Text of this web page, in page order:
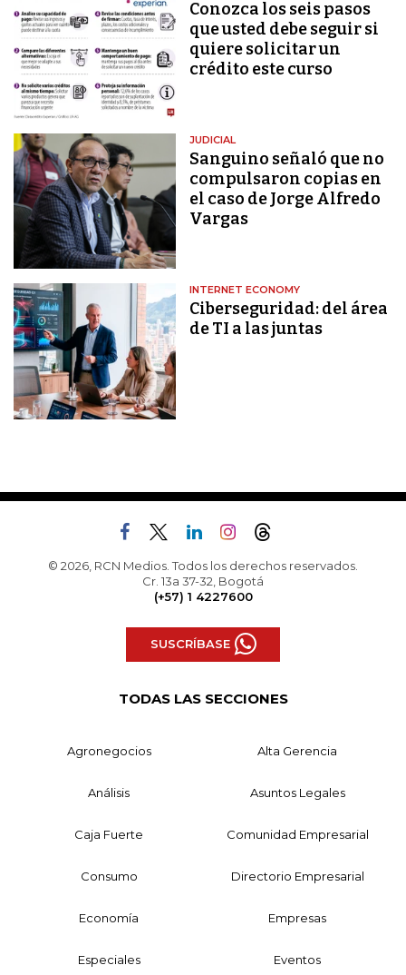
Conozca los seis pasos
que usted debe seguir si
quiere solicitar un
crédito este curso
JUDICIAL
Sanguino señaló que no
compulsaron copias en
el caso de Jorge Alfredo
Vargas
INTERNET ECONOMY
Ciberseguridad: del área
de TI a las juntas
© 2026, RCN Medios. Todos los derechos reservados.
Cr. 13a 37-32, Bogotá
(+57) 1 4227600
SUSCRÍBASE
TODAS LAS SECCIONES
Agronegocios Alta Gerencia
Análisis Asuntos Legales
Caja Fuerte Comunidad Empresarial
Consumo Directorio Empresarial
Economía Empresas
Especiales Eventos